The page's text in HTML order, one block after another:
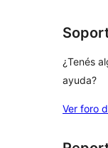
¿Tenés
ayuda?
Ver foro